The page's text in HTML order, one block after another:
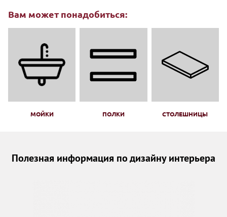
Вам может понадобиться:
МОЙКИ ПОЛКИ СТОЛЕШНИЦЫ
Полезная информация по дизайну интерьера